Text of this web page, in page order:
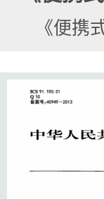
《便携